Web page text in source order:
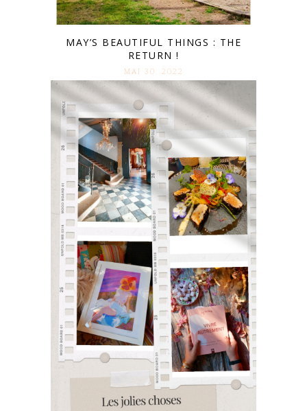
MAY’S BEAUTIFUL THINGS : THE
RETURN !
MAI 30. 2022